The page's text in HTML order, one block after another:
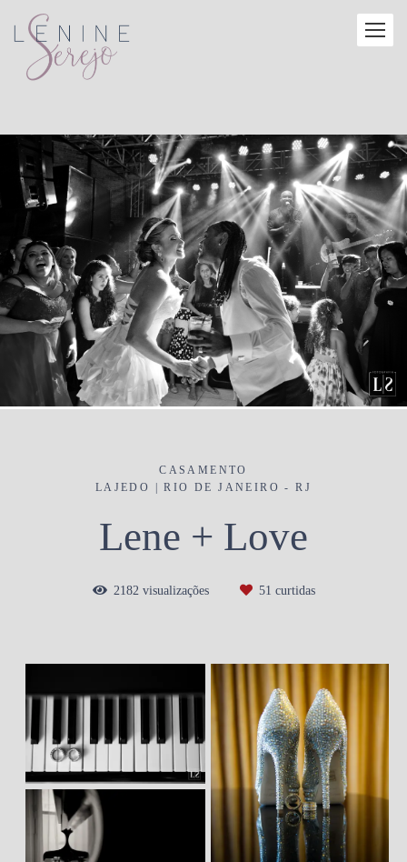
CASAMENTO
LAJEDO | RIO DE JANEIRO - RJ
Lene + Love
2182visualizações 51 curtidas